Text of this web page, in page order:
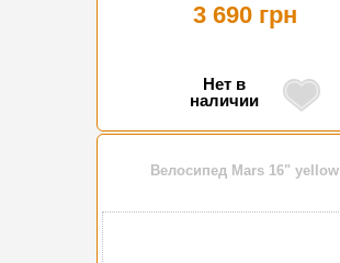
3 690 грн
Нет в
наличии
Велосипед Mars 16" yellow